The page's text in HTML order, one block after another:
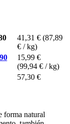
41,31 € (87,89
€ / kg)
15,99 €
(99,94 € / kg)
57,30 €
forma natural